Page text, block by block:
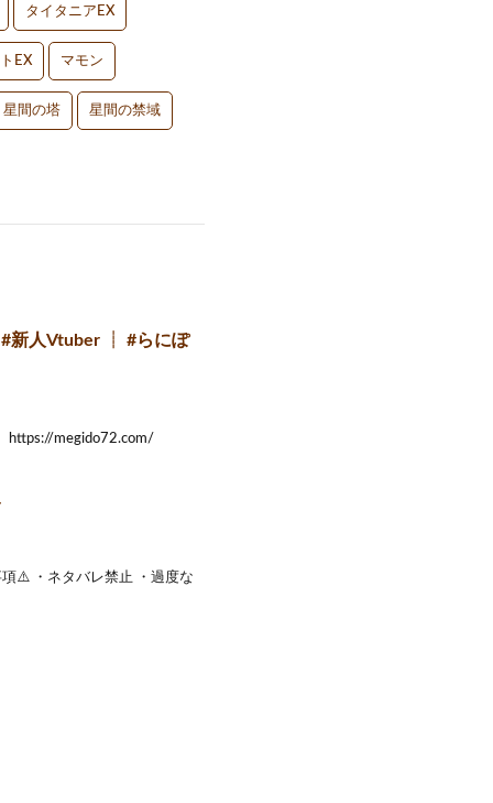
タイタニアEX
EX マモン
星間の塔 星間の禁域
#新人Vtuber ┊ #らにぽ
megido72.com/
⚠️ ・ネタバレ禁止 ・過度な